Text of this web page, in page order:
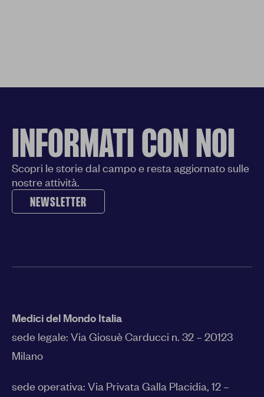
INFORMATI CON NOI
Scopri le storie dal campo e resta aggiornato sulle
nostre attività.
NEWSLETTER
Medici del Mondo Italia
sede legale: Via Giosuè Carducci n. 32 – 20123
Milano
sede operativa: Via Privata Galla Placidia, 12 –